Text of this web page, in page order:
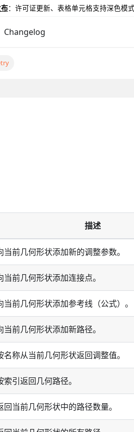
：许可证更新、表格单元格支持深色模
Changelog
描述
当前几何形状添加新的调整参数。
当前几何形状添加连接点。
当前几何形状添加参考线（公式）。
当前几何形状添加新路径。
名称从当前几何形状返回调整值。
索引返回几何路径。
回当前几何形状中的路径数量。